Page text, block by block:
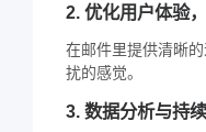
2. 优化用户体验
在邮件里提供清晰
扰的感觉。
3. 数据分析与持